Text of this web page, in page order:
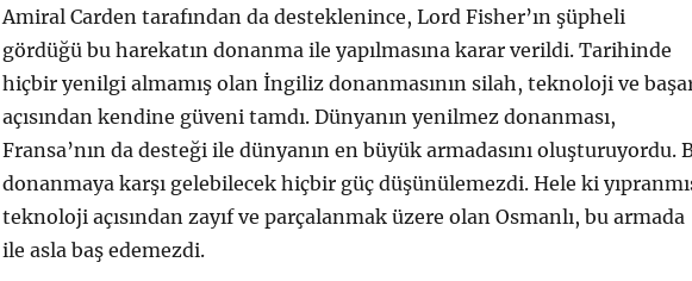
Amiral Carden tarafından da desteklenince, Lord Fisher’ın şüpheli
gördüğü bu harekatın donanma ile yapılmasına karar verildi. Tarihinde
hiçbir yenilgi almamış olan İngiliz donanmasının silah, teknoloji ve
açısından kendine güveni tamdı. Dünyanın yenilmez donanması,
Fransa’nın da desteği ile dünyanın en büyük armadasını oluşturuyordu.
donanmaya karşı gelebilecek hiçbir güç düşünülemezdi. Hele ki
teknoloji açısından zayıf ve parçalanmak üzere olan Osmanlı, bu armada
ile asla baş edemezdi.